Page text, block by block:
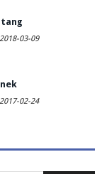
2018-03-09
2017-02-24